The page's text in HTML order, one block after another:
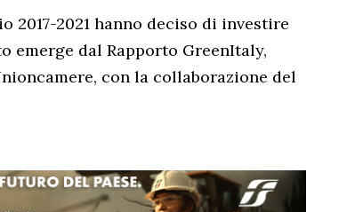
2017-2021 hanno deciso di investire
emerge dal Rapporto GreenItaly,
con la collaborazione del